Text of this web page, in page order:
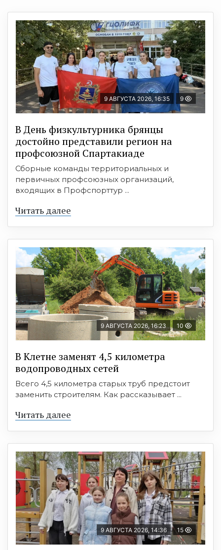
9 АВГУСТА 2026, 16:35 9
В День физкультурника брянцы
достойно представили регион на
профсоюзной Спартакиаде
Сборные команды территориальных и
первичных профсоюзных организаций,
входящих в Профспорттур ...
Читать далее
9 АВГУСТА 2026, 16:23 10
В Клетне заменят 4,5 километра
водопроводных сетей
Всего 4,5 километра старых труб предстоит
заменить строителям. Как рассказывает ...
Читать далее
9 АВГУСТА 2026, 14:36 15